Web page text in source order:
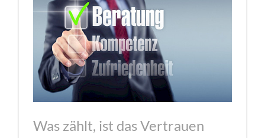
Was zählt, ist das Vertrauen